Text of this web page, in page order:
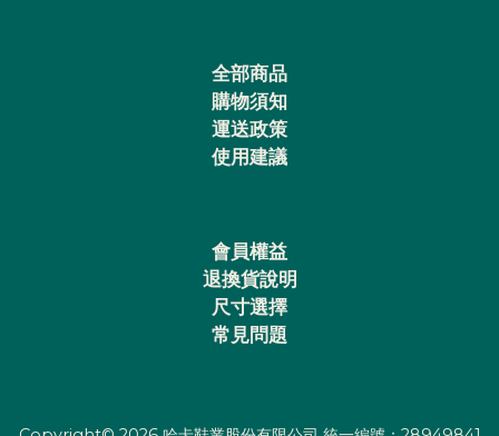
全部商品
購物須知
運送政策
使用建議
會員權益
退換貨說明
尺寸選擇
常見問題